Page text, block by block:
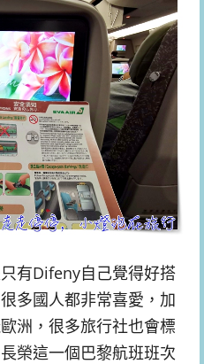
有Difeny自己覺得好搭
多國人都非常喜愛，加
洲，很多旅行社也會標
榮這一個巴黎航班班次